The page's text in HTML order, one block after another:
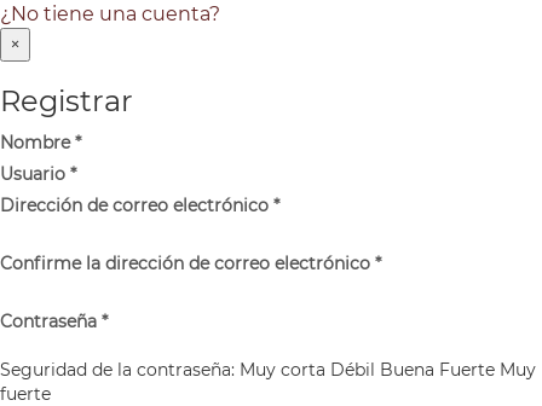
¿No tiene una cuenta?
×
Registrar
Nombre*
Usuario *
Dirección de correo electrónico *
Confirme la dirección de correo electrónico *
Contraseña *
Seguridad de la contraseña: Muy corta Débil Buena Fuerte Muy
fuerte